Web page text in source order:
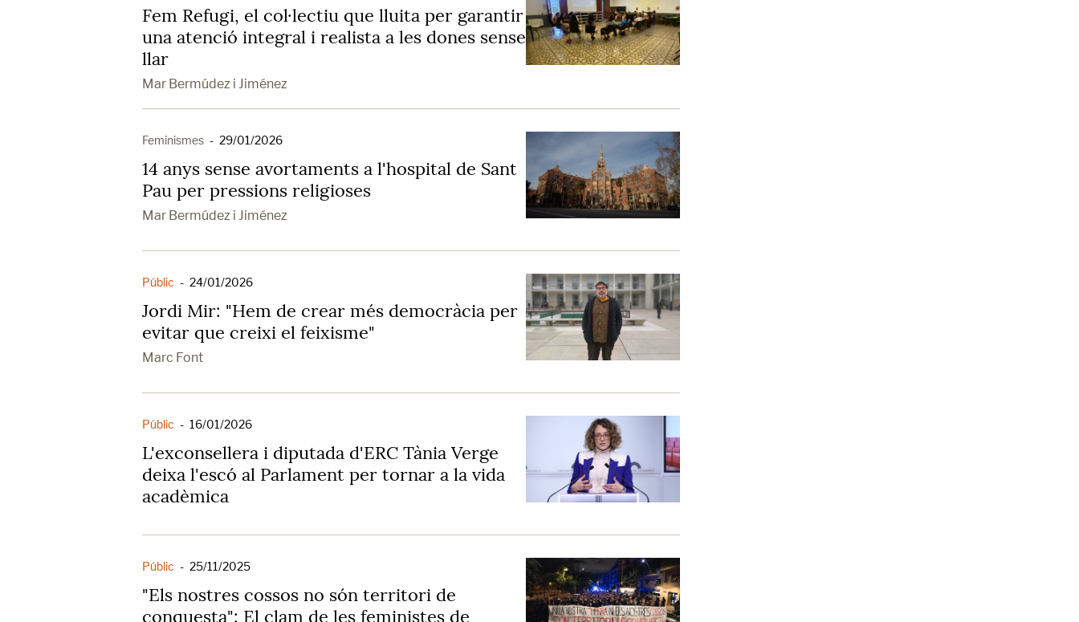
Fem Refugi, el col·lectiu que lluita per garantir
una atenció integral i realista a les dones sense
llar
Mar Bermúdez i Jiménez
Feminismes - 29/01/2026
14 anys sense avortaments a l'hospital de Sant
Pau per pressions religioses
Mar Bermúdez i Jiménez
Públic - 24/01/2026
Jordi Mir: "Hem de crear més democràcia per
evitar que creixi el feixisme"
Marc Font
Públic - 16/01/2026
L'exconsellera i diputada d'ERC Tània Verge
deixa l'escó al Parlament per tornar a la vida
acadèmica
Públic - 25/11/2025
"Els nostres cossos no són territori de
conquesta": El clam de les feministes de